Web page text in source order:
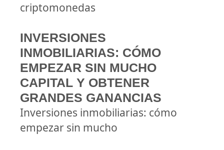
criptomonedas
INVERSIONES
INMOBILIARIAS: CÓMO
EMPEZAR SIN MUCHO
CAPITAL Y OBTENER
GRANDES GANANCIAS
Inversiones inmobiliarias: cómo
empezar sin mucho